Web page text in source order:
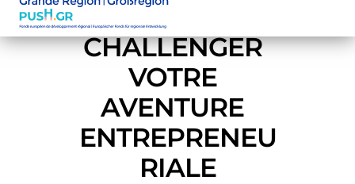
PROJEKT
AKTUELLES
VENEZ
CHALLENGER
VOTRE
AVENTURE
ENTREPRENEU
RIALE